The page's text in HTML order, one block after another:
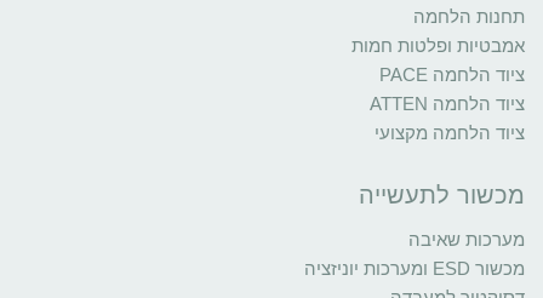
תחנות הלחמה
אמבטיות ופלטות חמות
ציוד הלחמה PACE
ציוד הלחמה ATTEN
ציוד הלחמה מקצועי
מכשור לתעשייה
מערכות שאיבה
מכשור ESD ומערכות יוניזציה